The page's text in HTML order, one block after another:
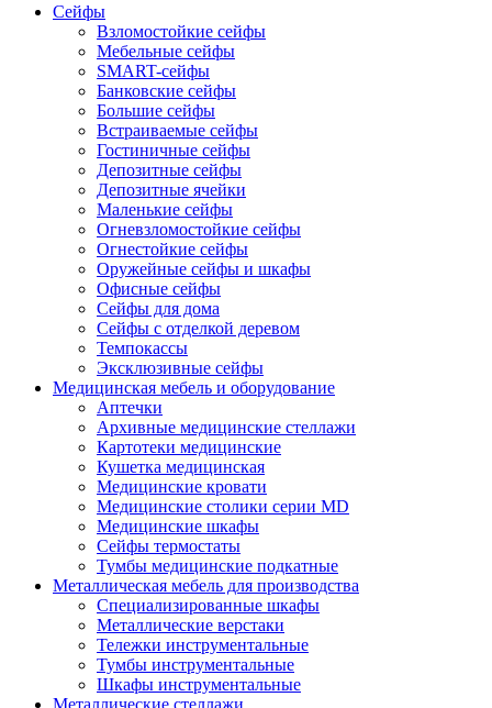
Сейфы
Взломостойкие сейфы
Мебельные сейфы
SMART-сейфы
Банковские сейфы
Большие сейфы
Встраиваемые сейфы
Гостиничные сейфы
Депозитные сейфы
Депозитные ячейки
Маленькие сейфы
Огневзломостойкие сейфы
Огнестойкие сейфы
Оружейные сейфы и шкафы
Офисные сейфы
Сейфы для дома
Сейфы с отделкой деревом
Темпокассы
Эксклюзивные сейфы
Медицинская мебель и оборудование
Аптечки
Архивные медицинские стеллажи
Картотеки медицинские
Кушетка медицинская
Медицинские кровати
Медицинские столики серии MD
Медицинские шкафы
Сейфы термостаты
Тумбы медицинские подкатные
Металлическая мебель для производства
Cпециализированные шкафы
Металлические верстаки
Тележки инструментальные
Тумбы инструментальные
Шкафы инструментальные
Металлические стеллажи